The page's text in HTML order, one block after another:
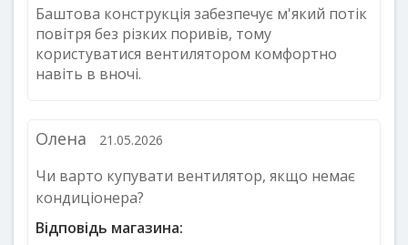
Баштова конструкція забезпечує м'який потік
повітря без різких поривів, тому
користуватися вентилятором комфортно
навіть в вночі.
Олена 21.05.2026
Чи варто купувати вентилятор, якщо немає
кондиціонера?
Відповідь магазина: